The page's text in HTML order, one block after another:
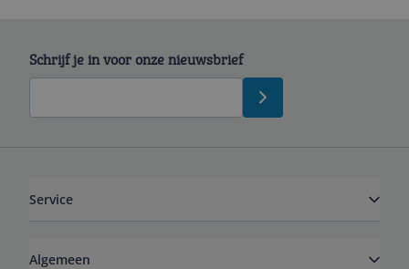
Schrijf je in voor onze nieuwsbrief
Service
Algemeen